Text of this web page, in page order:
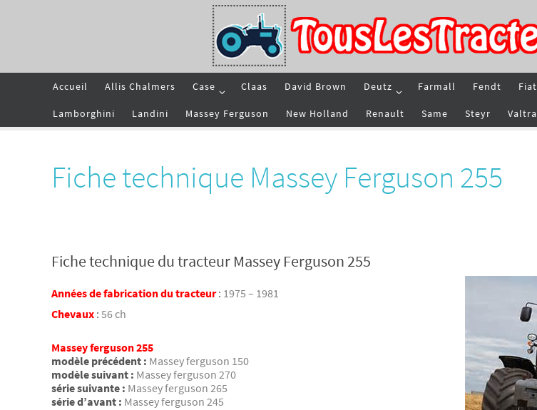
Accueil Allis Chalmers Case Claas David Brown Deutz Farmall Fendt Fiat
Lamborghini Landini Massey Ferguson New Holland Renault Same Steyr Valtra
Fiche technique Massey Ferguson 255
Fiche technique du tracteur Massey Ferguson 255
Années de fabrication du tracteur: 1975 – 1981
Chevaux : 56 ch
Massey ferguson 255
modèle précédent : Massey ferguson 150
modèle suivant : Massey ferguson 270
série suivante : Massey ferguson 265
série d’avant : Massey ferguson 245